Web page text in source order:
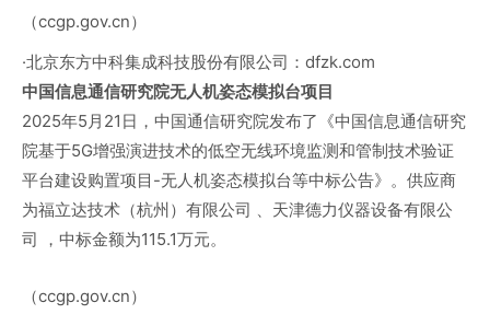
（ccgp.gov.cn）
·北京东方中科集成科技股份有限公司：dfzk.com
中国信息通信研究院无人机姿态模拟台项目
2025年5月21日，中国通信研究院发布了《中国信息通信研究
院基于5G增强演进技术的低空无线环境监测和管制技术验证
平台建设购置项目-无人机姿态模拟台等中标公告》。供应商
为福立达技术（杭州）有限公司 、天津德力仪器设备有限公
司 ，中标金额为115.1万元。
（ccgp.gov.cn）